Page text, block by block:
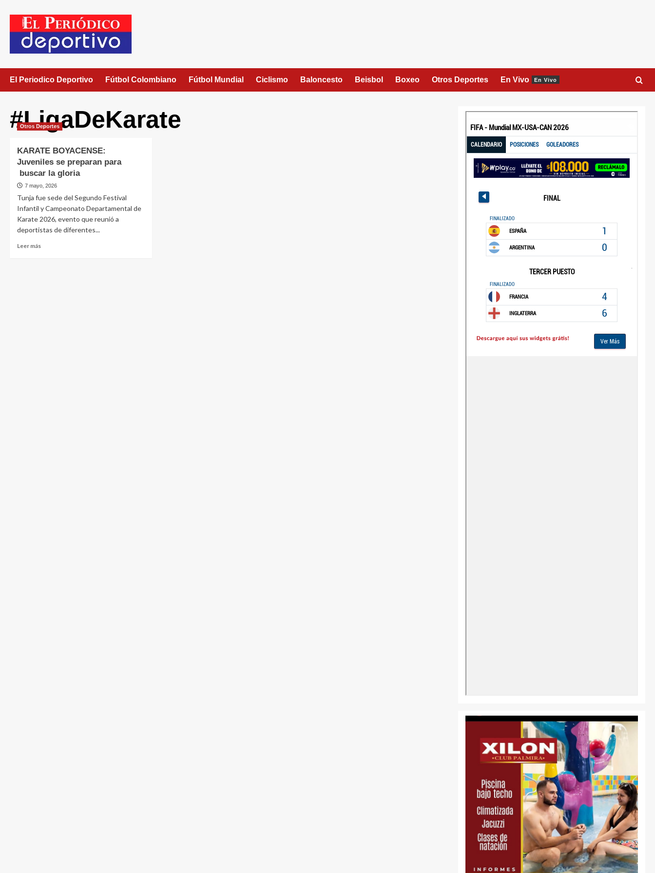
El Periodico Deportivo Fútbol Colombiano Fútbol Mundial Ciclismo Baloncesto Beisbol Boxeo Otros Deportes En Vivo En Vivo
#LigaDeKarate
Otros Deportes
KARATE BOYACENSE:
Juveniles se preparan para
buscar la gloria
7 mayo, 2026
Tunja fue sede del Segundo Festival
Infantil y Campeonato Departamental de
Karate 2026, evento que reunió a
deportistas de diferentes...
Leer más